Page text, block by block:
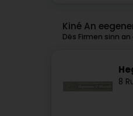
Kiné An
Dës Firmen sinn
8